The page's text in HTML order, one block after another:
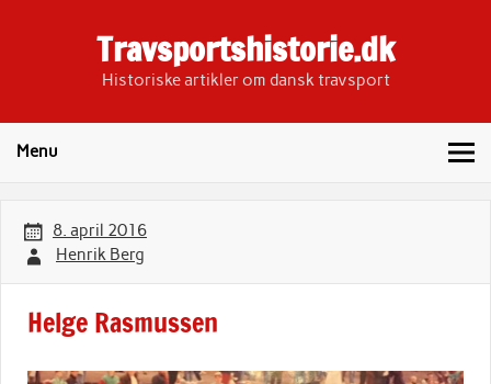
Travsportshistorie.dk
Historiske artikler om dansk travsport
Menu
8. april 2016
Henrik Berg
Helge Rasmussen